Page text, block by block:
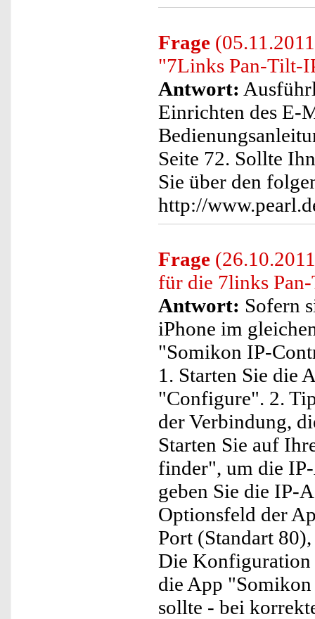
Frage
"7Links Pan-Tilt-
Antwort:
Einrichten des E-
Seite 72. Sollte
Sie über den
http://
Frage
für die 7links
Antwort: Sofern
iPhone im
"Somikon IP-
1. Starten Sie die
"Configure". 2.
der Verbindung,
Starten Sie auf
finder", um die
geben Sie die IP-
Optionsfeld der
Port (Standart
Die Konfiguration
die App
sollte - bei